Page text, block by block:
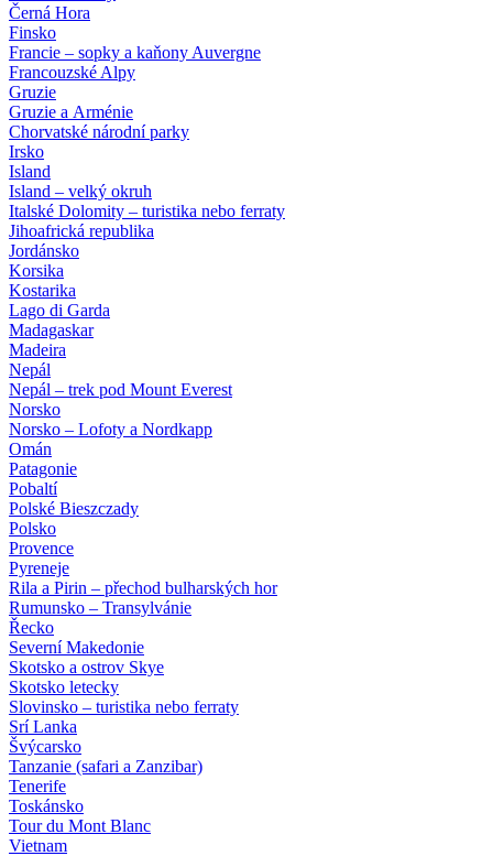
Černá Hora
Finsko
Francie – sopky a kaňony Auvergne
Francouzské Alpy
Gruzie
Gruzie a Arménie
Chorvatské národní parky
Irsko
Island
Island – velký okruh
Italské Dolomity – turistika nebo ferraty
Jihoafrická republika
Jordánsko
Korsika
Kostarika
Lago di Garda
Madagaskar
Madeira
Nepál
Nepál – trek pod Mount Everest
Norsko
Norsko – Lofoty a Nordkapp
Omán
Patagonie
Pobaltí
Polské Bieszczady
Polsko
Provence
Pyreneje
Rila a Pirin – přechod bulharských hor
Rumunsko – Transylvánie
Řecko
Severní Makedonie
Skotsko a ostrov Skye
Skotsko letecky
Slovinsko – turistika nebo ferraty
Srí Lanka
Švýcarsko
Tanzanie (safari a Zanzibar)
Tenerife
Toskánsko
Tour du Mont Blanc
Vietnam